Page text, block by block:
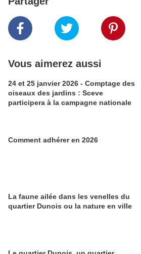
Vous aimerez aussi
24 et 25 janvier 2026 - Comptage des
oiseaux des jardins : Sceve
participera à la campagne nationale
Comment adhérer en 2026
La faune ailée dans les venelles du
quartier Dunois ou la nature en ville